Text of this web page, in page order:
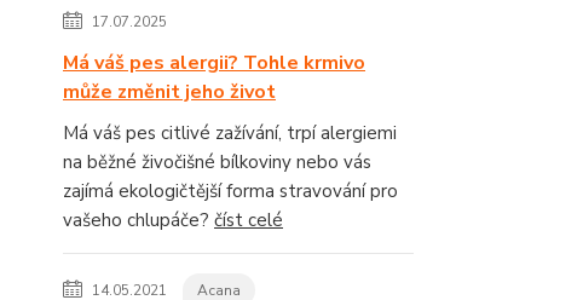
17.07.2025
Má váš pes alergii? Tohle krmivo
může změnit jeho život
Má váš pes citlivé zažívání, trpí alergiemi
na běžné živočišné bílkoviny nebo vás
zajímá ekologičtější forma stravování pro
vašeho chlupáče? číst celé
14.05.2021 Acana